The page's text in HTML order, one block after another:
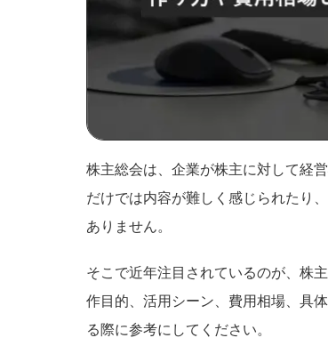
株主総会は、企業が株主に対して経
だけでは内容が難しく感じられたり
ありません。
そこで近年注目されているのが、株
作目的、活用シーン、費用相場、具
る際に参考にしてください。